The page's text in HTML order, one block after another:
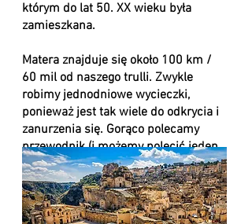
którym do lat 50. XX wieku była
zamieszkana.
Matera znajduje się około 100 km /
60 mil od naszego trulli. Zwykle
robimy jednodniowe wycieczki,
ponieważ jest tak wiele do odkrycia i
zanurzenia się. Gorąco polecamy
przewodnik (i możemy polecić jeden
z najlepszych!)